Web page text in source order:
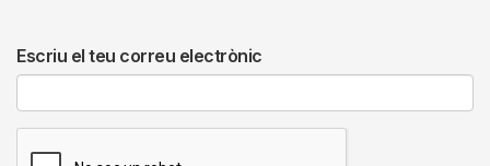
Escriu el teu correu electrònic